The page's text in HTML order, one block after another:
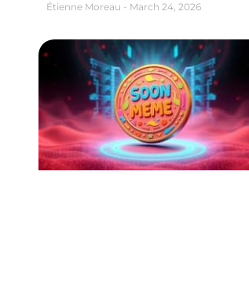
Étienne Moreau March 24, 2026